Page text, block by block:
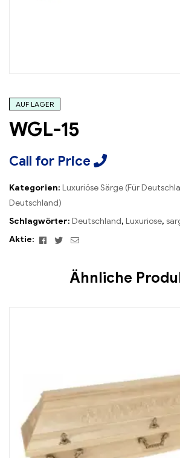
AUF LAGER
WGL-15
Call for Price
Kategorien: Luxuriöse Särge (Für
Deutschland)
Schlagwörter: Deutschland, Luxuriose,
Aktie:
Facebook
TwitterEmail
Ähnliche